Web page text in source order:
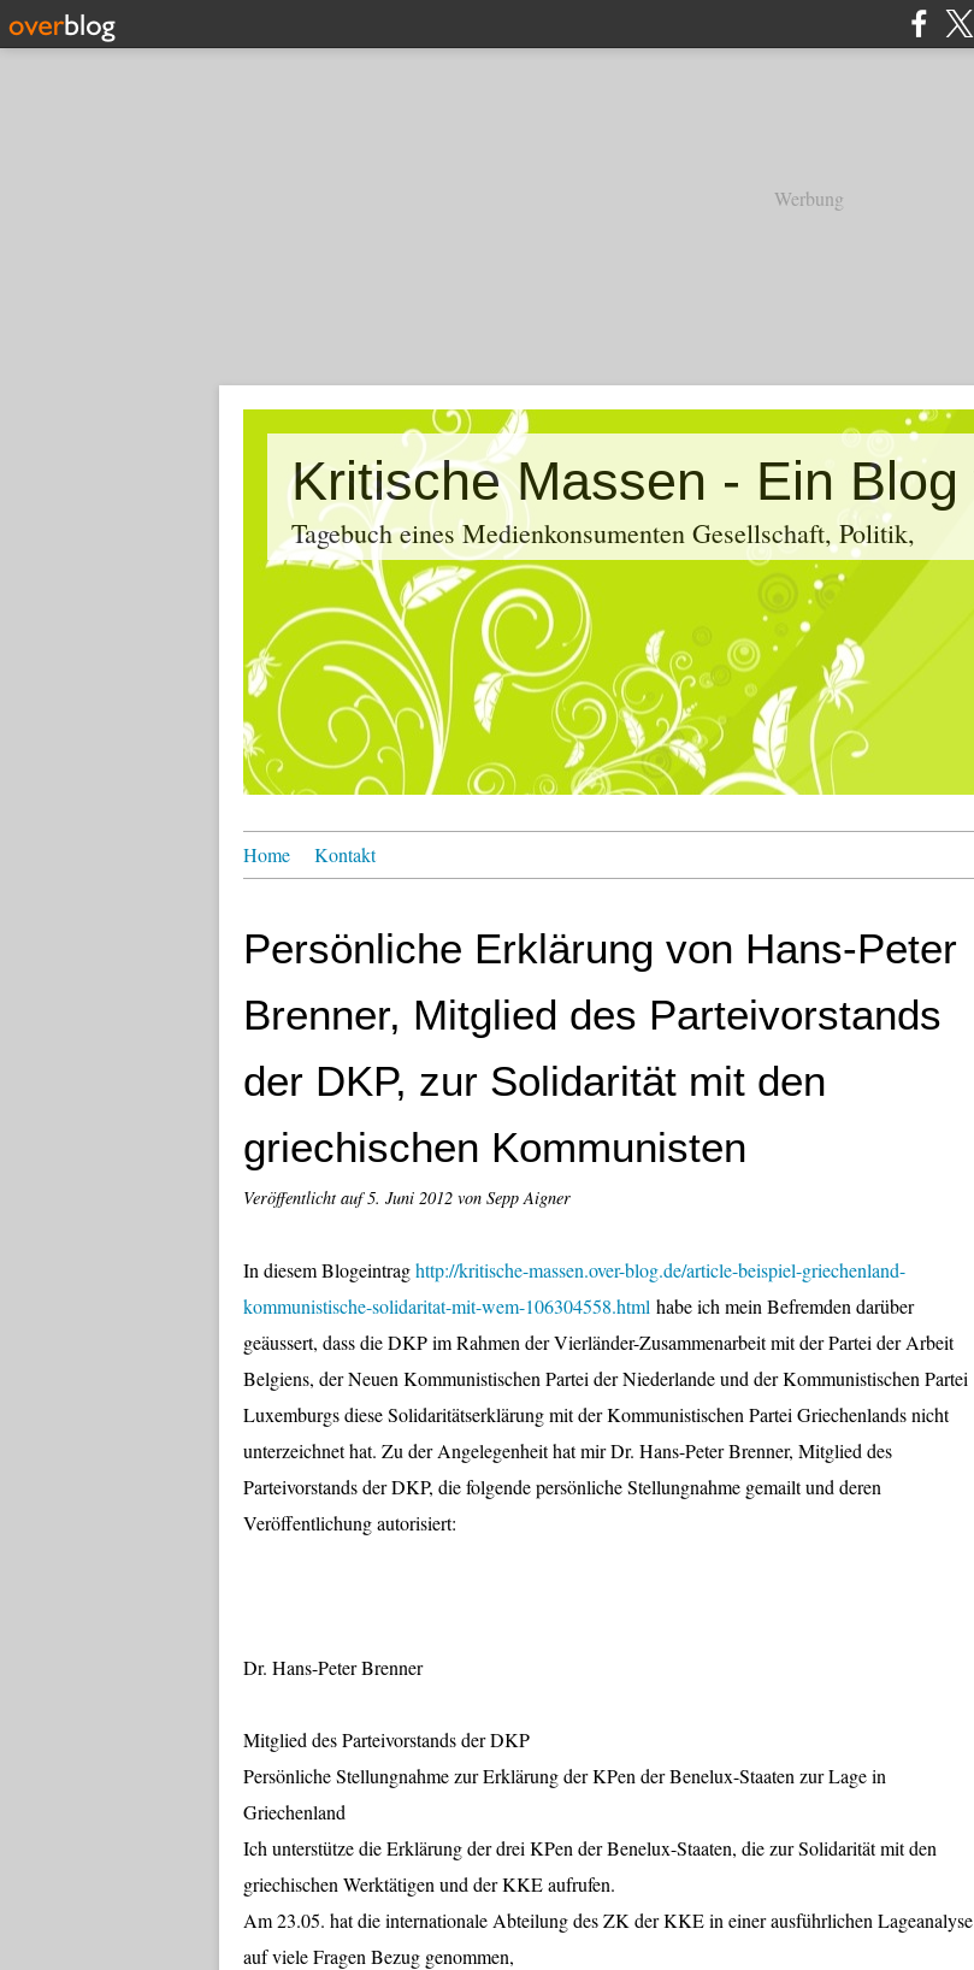
Werbung
Tagebuch eines Medienkonsumenten Gesellschaft, Politik,
Home Kontakt
Persönliche Erklärung von Hans-Peter
Brenner, Mitglied des Parteivorstands
der DKP, zur Solidarität mit den
griechischen Kommunisten
Veröffentlicht auf5. Juni 2012 von Sepp Aigner
In diesem Blogeintraghttp://kritische-massen.over-blog.de/article-beispiel-griechenland-
kommunistische-solidaritat-mit-wem-106304558.html habe ich mein Befremden darüber
geäussert, dass die DKP im Rahmen der Vierländer-Zusammenarbeit mit der Partei der Arbeit
Belgiens, der Neuen Kommunistischen Partei der Niederlande und der Kommunistischen Partei
Luxemburgs diese Solidaritätserklärung mit der Kommunistischen Partei Griechenlands nicht
unterzeichnet hat. Zu der Angelegenheit hat mir Dr. Hans-Peter Brenner, Mitglied des
Parteivorstands der DKP, die folgende persönliche Stellungnahme gemailt und deren
Veröffentlichung autorisiert:
Dr. Hans-Peter Brenner
Mitglied des Parteivorstands der DKP
Persönliche Stellungnahme zur Erklärung der KPen der Benelux-Staaten zur Lage in
Griechenland
Ich unterstütze die Erklärung der drei KPen der Benelux-Staaten, die zur Solidarität mit den
griechischen Werktätigen und der KKE aufrufen.
Am 23.05. hat die internationale Abteilung des ZK der KKE in einer ausführlichen Lageanalyse
auf viele Fragen Bezug genommen,